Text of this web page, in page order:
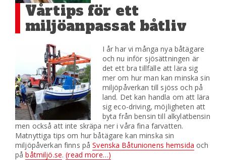
Vårtips för ett
miljöanpassat båtliv
I år har vi många nya båtägare
och nu inför sjösättningen är
det ett bra tillfälle att lära sig
mer om hur man kan minska sin
miljöpåverkan till sjöss och på
land. Det kan handla om att lära
sig eco-driving, möjligheten att
byta från bensin till alkylatbensin
men också att inte skräpa ner i våra fina farvatten.
Matnyttiga tips om hur båtägare kan minska sin
miljöpåverkan finns påSvenska Båtunionens hemsida och
påbåtmiljö.se.(read more…)